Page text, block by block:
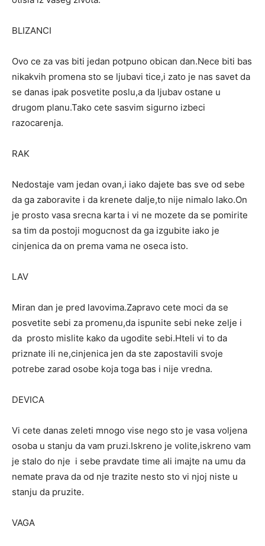
BLIZANCI
Ovo ce za vas biti jedan potpuno obican dan.Nece biti bas
nikakvih promena sto se ljubavi tice,i zato je nas savet da
se danas ipak posvetite poslu,a da ljubav ostane u
drugom planu.Tako cete sasvim sigurno izbeci
razocarenja.
RAK
Nedostaje vam jedan ovan,i iako dajete bas sve od sebe
da ga zaboravite i da krenete dalje,to nije nimalo lako.On
je prosto vasa srecna karta i vi ne mozete da se pomirite
sa tim da postoji mogucnost da ga izgubite iako je
cinjenica da on prema vama ne oseca isto.
LAV
Miran dan je pred lavovima.Zapravo cete moci da se
posvetite sebi za promenu,da ispunite sebi neke zelje i
da prosto mislite kako da ugodite sebi.Hteli vi to da
priznate ili ne,cinjenica jen da ste zapostavili svoje
potrebe zarad osobe koja toga bas i nije vredna.
DEVICA
Vi cete danas zeleti mnogo vise nego sto je vasa voljena
osoba u stanju da vam pruzi.Iskreno je volite,iskreno vam
je stalo do nje i sebe pravdate time ali imajte na umu da
nemate prava da od nje trazite nesto sto vi njoj niste u
stanju da pruzite.
VAGA